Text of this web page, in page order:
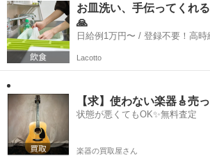
れてしまう...
お皿洗い、手伝ってくれ
🙏
日給例1万円〜 / 登録不
Lacotto
【求】使わない楽器🎸売
状態が悪くてもOK✨無料査定
楽器の買取屋さん